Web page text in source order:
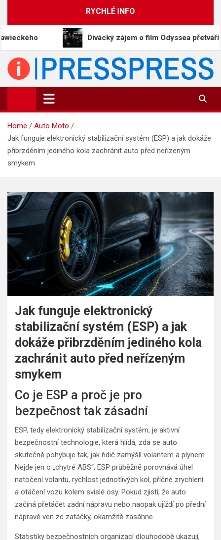
RYCHLÉ INFO
Divácký zájem o film Odyssea přetváří Homéra na
PressPress.cz
Vaše zprávy v souvislostech
Home
Auto Moto
Jak funguje elektronický stabilizační systém (ESP) a jak dokáže
přibrzděním jediného kola zachránit auto před neřízeným
smykem
Jak funguje elektronický
stabilizační systém (ESP) a jak
dokáže přibrzděním jediného kola
zachránit auto před neřízeným
smykem
Co je ESP a proč je pro
bezpečnost tak zásadní
ESP, tedy elektronický stabilizační systém, je aktivní
bezpečnostní technologie, která hlídá, zda se auto
skutečně pohybuje tak, jak řidič zamýšlí volantem a plynem.
Nejde jen o „chytré ABS“; ESP průběžně porovnává úhel
natočení volantu, rychlost jednotlivých kol, příčné zrychlení
a otáčení vozu kolem svislé osy. Pokud zjistí, že auto
začíná přetáčet zadní nápravu nebo naopak ujíždí po přední
nápravě ven ze zatáčky, okamžitě zasáhne.
Statistiky bezpečnostních organizací dlouhodobě ukazují,